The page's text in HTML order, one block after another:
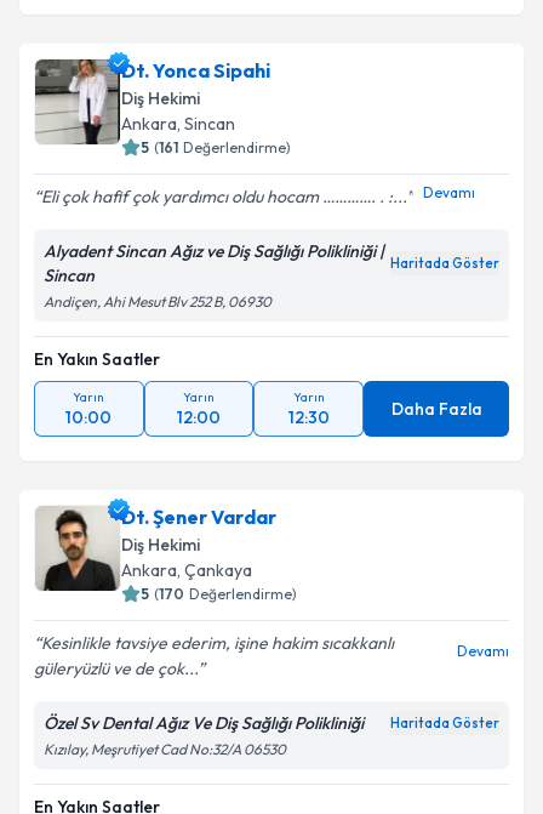
Dt. Yonca Sipahi
Diş Hekimi
Ankara, Sincan
5 (161 Değerlendirme)
Eli çok hafif çok yardımcı oldu hocam …………. . :... Devamı
Alyadent Sincan Ağız ve Diş Sağlığı Polikliniği |
Sincan
Haritada Göster
Andiçen, Ahi Mesut Blv 252 B, 06930
En Yakın Saatler
Yarın
10:00
Yarın
12:00
Yarın
12:30 Daha Fazla
Dt. Şener Vardar
Diş Hekimi
Ankara, Çankaya
5 (170 Değerlendirme)
Kesinlikle tavsiye ederim, işine hakim sıcakkanlı
güleryüzlü ve de çok...
Devamı
Özel Sv Dental Ağız Ve Diş Sağlığı Polikliniği Haritada Göster
Kızılay, Meşrutiyet Cad No:32/A 06530
En Yakın Saatler